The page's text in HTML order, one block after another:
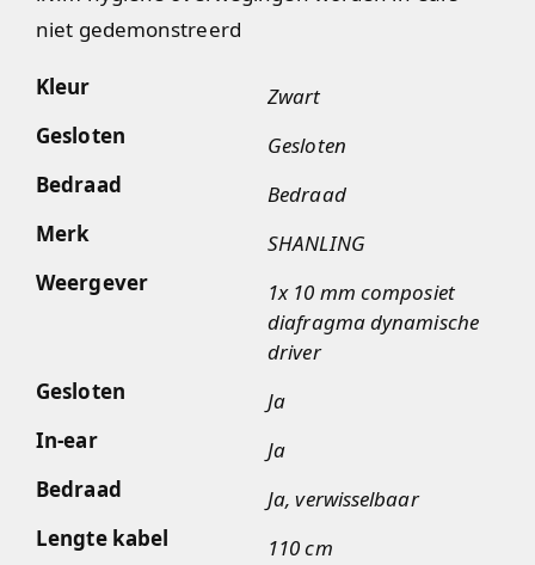
niet gedemonstreerd
Kleur
Zwart
Gesloten
Gesloten
Bedraad
Bedraad
Merk
SHANLING
Weergever
1x 10 mm composiet
diafragma dynamische
driver
Gesloten
Ja
In-ear
Ja
Bedraad
Ja, verwisselbaar
Lengte kabel
110 cm